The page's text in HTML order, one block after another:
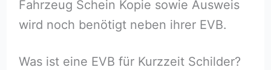
Fahrzeug Schein Kopie sowie Ausweis
wird noch benötigt neben ihrer EVB.
Was ist eine EVB für Kurzzeit Schilder?